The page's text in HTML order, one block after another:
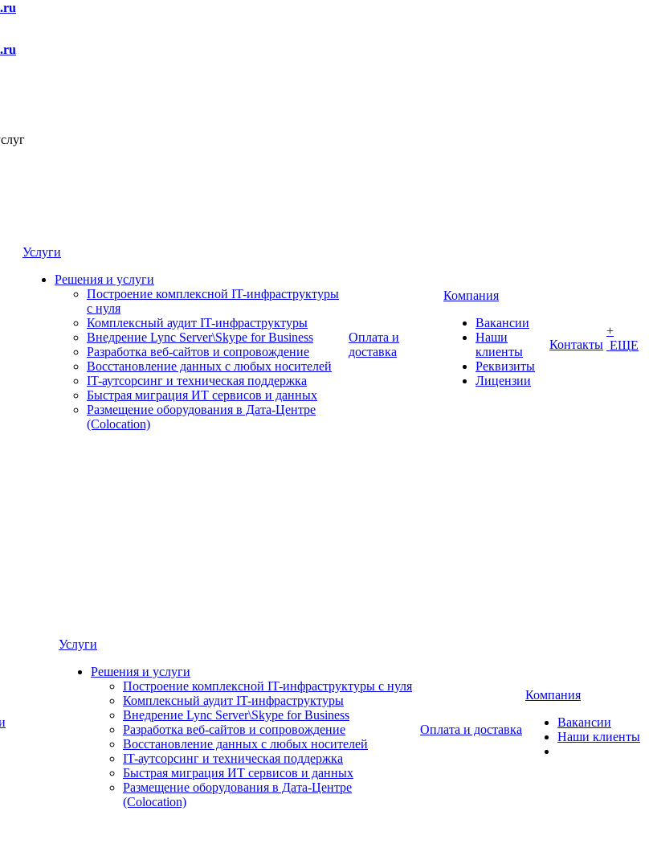
Услуги
Решения и услуги
Построение комплексной IT-инфраструктуры
с нуля
Комплексный аудит IT-инфраструктуры
Внедрение Lync Server\Skype for Business
Разработка веб-сайтов и сопровождение
Восстановление данных с любых носителей
IT-аутсорсинг и техническая поддержка
Быстрая миграция ИТ сервисов и данных
Размещение оборудования в Дата-Центре
(Colocation)
Оплата и
доставка
Компания
Вакансии
Наши
клиенты
Реквизиты
Лицензии
Контакты
+
ЕЩЕ
Услуги
Решения и услуги
Построение комплексной IT-инфраструктуры с нуля
Комплексный аудит IT-инфраструктуры
Внедрение Lync Server\Skype for Business
Разработка веб-сайтов и сопровождение
Восстановление данных с любых носителей
IT-аутсорсинг и техническая поддержка
Быстрая миграция ИТ сервисов и данных
Размещение оборудования в Дата-Центре
(Colocation)
Оплата и доставка
Компания
Вакансии
Наши клиенты